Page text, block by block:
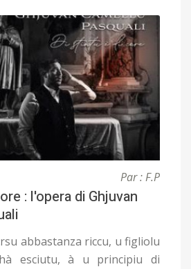
Par : F.P
: l'opera di Ghjuvan
abbastanza riccu, u figliolu
hà esciutu, à u principiu di